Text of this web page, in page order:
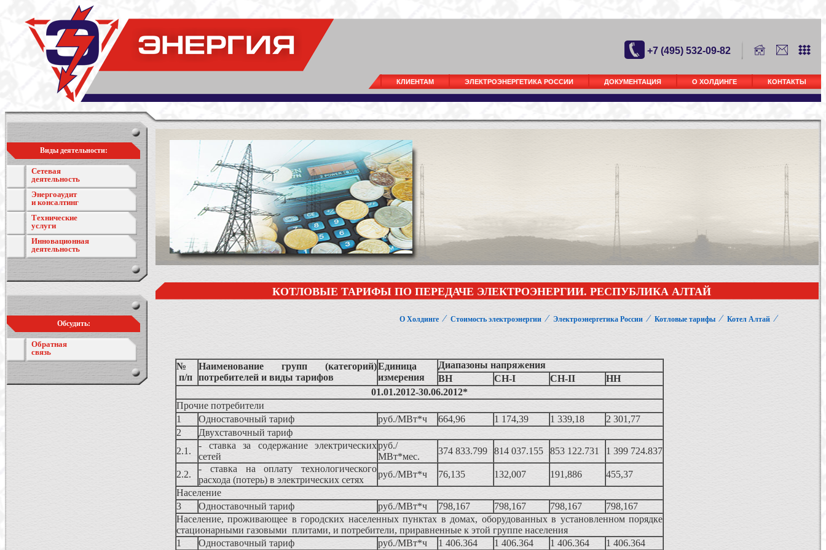
+7 (495) 532-09-82
КЛИЕНТАМ ЭЛЕКТРОЭНЕРГЕТИКА РОССИИ ДОКУМЕНТАЦИЯ О ХОЛДИНГЕ КОНТАКТЫ
Виды деятельности:
Сетевая
деятельность
Энергоаудит
и консалтинг
Технические
услуги
Инновационная
деятельность
Обсудить:
Обратная
связь
КОТЛОВЫЕ ТАРИФЫ ПО ПЕРЕДАЧЕ ЭЛЕКТРОЭНЕРГИИ. РЕСПУБЛИКА АЛТАЙ
О Холдинге ⁄ Стоимость электроэнергии ⁄ Электроэнергетика России ⁄ Котловые тарифы ⁄ Котел Алтай ⁄
№
п/п
Наименование групп (категорий)
потребителей и виды тарифов
Единица
измерения
Диапазоны напряжения
ВН
СН-I СН-II
НН
01.01.2012-30.06.2012*
Прочие потребители
1
Одноставочный тариф руб./МВт*ч 664,96 1 174,39 1 339,18
2 301,77
2
Двухставочный тариф
2.1.
- ставка за содержание электрических
сетей
руб./
МВт*мес.
374 833.799 814 037.155 853 122.731 1 399 724.837
2.2.
- ставка на оплату технологического
расхода (потерь) в электрических сетях
руб./МВт*ч 76,135 132,007 191,886
455,37
Население
3
Одноставочный тариф руб./МВт*ч 798,167 798,167 798,167
798,167
Население, проживающее в городских населенных пунктах в домах, оборудованных в установленном порядке
стационарными газовыми плитами, и потребители, приравненные к этой группе населения
1
Одноставочный тариф руб./МВт*ч 1 406.364 1 406.364 1 406.364
1 406.364